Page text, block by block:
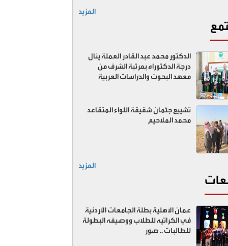
المزيد
الدكتور محمد عبد القادر العملة ينال
درجة الدكتوراه بمرتبة الشرف من
معهد البحوث والدراسات العربية
تشييع جثمان شقيقة اللواء المتقاعد
محمد الملاحيم
المزيد
عمان الاهلية بطلة الجامعات الأردنية
في الكراتيه للطلاب ووصيفه البطولة
للطالبات .. صور